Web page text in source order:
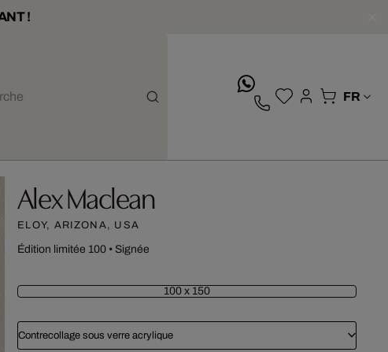
!
Alex Maclean
ELOY, ARIZONA, USA
Édition limitée 100• Signée
100 x 150
Contrecollage sous verre acrylique